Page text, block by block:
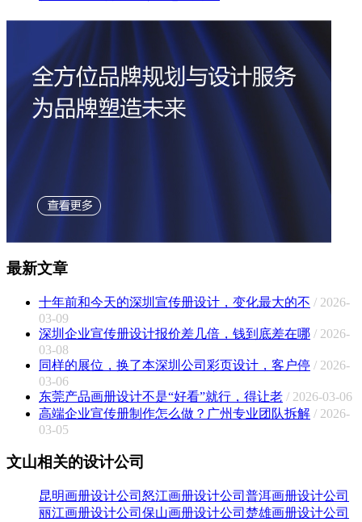
最新文章
十年前和今天的深圳宣传册设计，变化最大的不 / 2026-
03-09
深圳企业宣传册设计报价差几倍，钱到底差在哪 / 2026-
03-08
同样的展位，换了本深圳公司彩页设计，客户停 / 2026-
03-06
东莞产品画册设计不是“好看”就行，得让老 / 2026-03-06
高端企业宣传册制作怎么做？广州专业团队拆解 / 2026-
03-05
文山相关的设计公司
昆明画册设计公司 怒江画册设计公司 普洱画册设计公司
丽江画册设计公司 保山画册设计公司 楚雄画册设计公司